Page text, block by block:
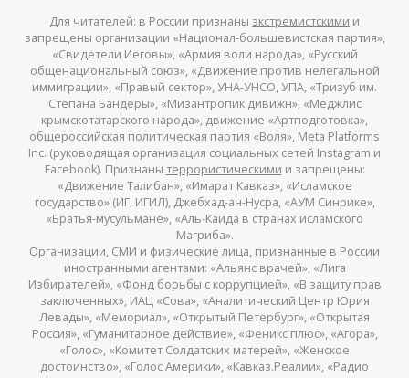
Для читателей: в России признаны экстремистскими и
запрещены организации «Национал-большевистская партия»,
«Свидетели Иеговы», «Армия воли народа», «Русский
общенациональный союз», «Движение против нелегальной
иммиграции», «Правый сектор», УНА-УНСО, УПА, «Тризуб им.
Степана Бандеры», «Мизантропик дивижн», «Меджлис
крымскотатарского народа», движение «Артподготовка»,
общероссийская политическая партия «Воля», Meta Platforms
Inc. (руководящая организация социальных сетей Instagram и
Facebook). Признаны террористическими и запрещены:
«Движение Талибан», «Имарат Кавказ», «Исламское
государство» (ИГ, ИГИЛ), Джебхад-ан-Нусра, «АУМ Синрике»,
«Братья-мусульмане», «Аль-Каида в странах исламского
Магриба».
Организации, СМИ и физические лица, признанные в России
иностранными агентами: «Альянс врачей», «Лига
Избирателей», «Фонд борьбы с коррупцией», «В защиту прав
заключенных», ИАЦ «Сова», «Аналитический Центр Юрия
Левады», «Мемориал», «Открытый Петербург», «Открытая
Россия», «Гуманитарное действие», «Феникс плюс», «Агора»,
«Голос», «Комитет Солдатских матерей», «Женское
достоинство», «Голос Америки», «Кавказ.Реалии», «Радио